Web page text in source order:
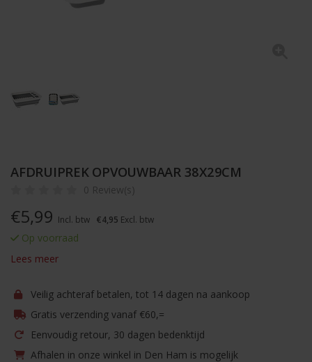
AFDRUIPREK OPVOUWBAAR 38X29CM
0 Review(s)
€5,99 Incl. btw €4,95 Excl. btw
Op voorraad
Lees meer
Veilig achteraf betalen, tot 14 dagen na aankoop
Gratis verzending vanaf €60,=
Eenvoudig retour, 30 dagen bedenktijd
Afhalen in onze winkel in Den Ham is mogelijk